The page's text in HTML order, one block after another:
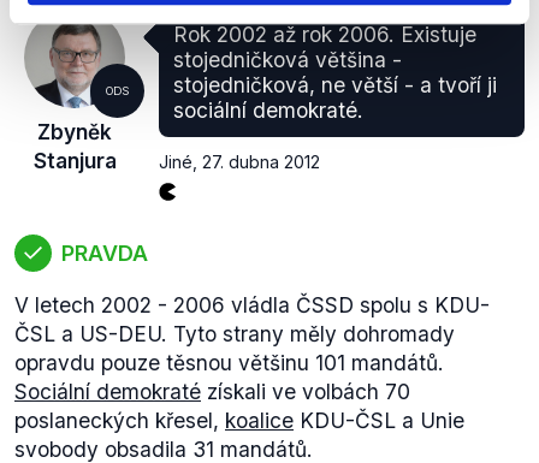
ODS
Zbyněk
Stanjura
Rok 2002 až rok 2006. Existuje
stojedničková většina -
stojedničková, ne větší - a tvoří ji
sociální demokraté.
Jiné 27. dubna 2012
PRAVDA
V letech 2002 - 2006 vládla ČSSD spolu s KDU-
ČSL a US-DEU. Tyto strany měly dohromady
opravdu pouze těsnou většinu 101 mandátů.
Sociální demokraté získali ve volbách 70
poslaneckých křesel, koalice KDU-ČSL a Unie
svobody obsadila 31 mandátů.